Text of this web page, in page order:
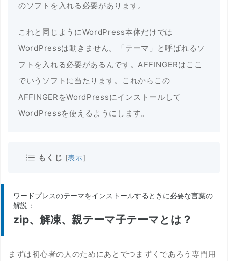
のソフトを入れる必要があります。
これと同じようにWordPress本体だけでは
WordPressは動きません。「テーマ」と呼ばれるソ
フトを入れる必要があるんです。AFFINGERはここ
でいうソフトに当たります。これからこの
AFFINGERをWordPressにインストールして
WordPressを使えるようにします。
もくじ [表示]
ワードプレスのテーマをインストールするときに必要な言葉の
解説：
zip、解凍、親テーマ子テーマとは？
まずは初心者の人のためにあとでつまずくであろう専門用